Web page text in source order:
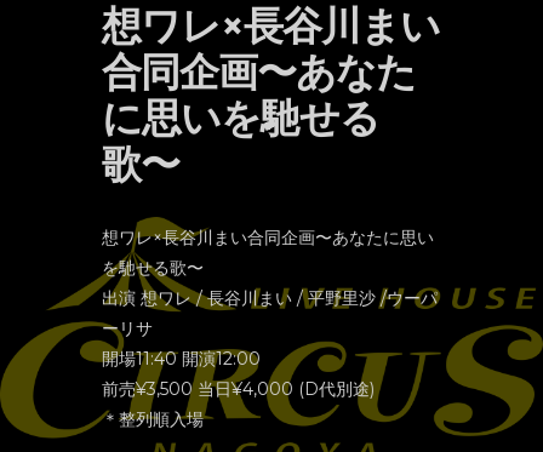
想ワレ×長谷川まい
合同企画〜あなた
に思いを馳せる
歌〜
想ワレ×長谷川まい合同企画〜あなたに思い
を馳せる歌〜
出演 想ワレ / 長谷川まい / 平野里沙 /ウーパ
ーリサ
開場11:40 開演12:00
前売¥3,500 当日¥4,000 (D代別途)
＊整列順入場